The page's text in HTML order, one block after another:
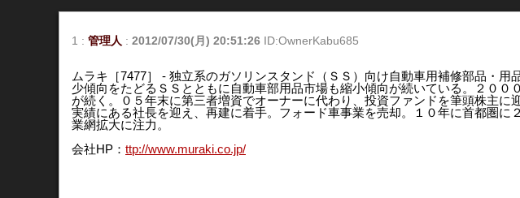
1 : 管理人 : 2012/07/30(月) 20:51:26 ID:OwnerKabu685
ムラキ［7477］ - 独立系のガソリンスタンド（ＳＳ）向け自動車用補修部品・用
少傾向をたどるＳＳとともに自動車部用品市場も縮小傾向が続いている。２００
が続く。０５年末に第三者増資でオーナーに代わり、投資ファンドを筆頭株主に
実績にある社長を迎え、再建に着手。フォード車事業を売却。１０年に首都圏に
業網拡大に注力。
会社HP： ttp://www.muraki.co.jp/